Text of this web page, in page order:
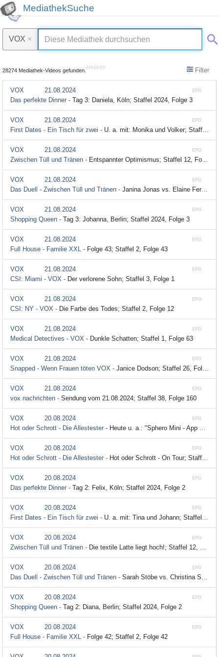
MediathekSuche
VOX ×
28274 Mediathek-Videos gefunden.
erklären Filter
EPG
VOX
21.08.2024
Das perfekte Dinner - Tag 3: Daniela, Köln; Staffel 2024, Folge 3
EPG
VOX
21.08.2024
First Dates - Ein Tisch für zwei - U. a. mit: Monika und Volker; Staffel 8, Folge 71
EPG
VOX
21.08.2024
Zwischen Tüll und Tränen - Entspannter Optimismus; Staffel 12, Folge 94
EPG
VOX
21.08.2024
Das Duell - Zwischen Tüll und Tränen - Janina Jonas vs. Elaine Ferlita; Staffel 3, Folge 58
EPG
VOX
21.08.2024
Shopping Queen - Tag 3: Johanna, Berlin; Staffel 2024, Folge 3
EPG
VOX
21.08.2024
Full House - Familie XXL - Folge 43; Staffel 2, Folge 43
EPG
VOX
21.08.2024
CSI: Miami - VOX - Der verlorene Sohn; Staffel 3, Folge 1
EPG
VOX
21.08.2024
CSI: NY - VOX - Die Farbe des Todes; Staffel 2, Folge 12
EPG
VOX
21.08.2024
Medical Detectives - VOX - Dunkle Schatten; Staffel 1, Folge 63
EPG
VOX
21.08.2024
Snapped - Wenn Frauen töten VOX - Janice Dodson; Staffel 26, Folge 5
EPG
VOX
21.08.2024
vox nachrichten - Sendung vom 21.08.2024; Staffel 38, Folge 160
EPG
VOX
20.08.2024
Hot oder Schrott - Die Allestester - Heute u. a.: "Sphero Mini - App gesteuerter Roboterball"; Staffel 4, Folge 10
EPG
VOX
20.08.2024
Hot oder Schrott - Die Allestester - Hot oder Schrott - On Tour; Staffel 80, Folge 2
EPG
VOX
20.08.2024
Das perfekte Dinner - Tag 2: Felix, Köln; Staffel 2024, Folge 2
EPG
VOX
20.08.2024
First Dates - Ein Tisch für zwei - U. a. mit: Tina und Johann; Staffel 8, Folge 73
EPG
VOX
20.08.2024
Zwischen Tüll und Tränen - Die textile Latte liegt hoch!; Staffel 12, Folge 93
EPG
VOX
20.08.2024
Das Duell - Zwischen Tüll und Tränen - Sarah Stöbe vs. Christina Sonnek; Staffel 3, Folge 57
EPG
VOX
20.08.2024
Shopping Queen - Tag 2: Diana, Berlin; Staffel 2024, Folge 2
EPG
VOX
20.08.2024
Full House - Familie XXL - Folge 42; Staffel 2, Folge 42